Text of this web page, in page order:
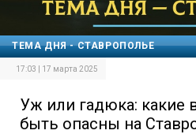
ТЕМА ДНЯ - СТАВРОПОЛЬЕ
17:03 | 17 марта 2025
Уж или гадюка: какие
быть опасны на